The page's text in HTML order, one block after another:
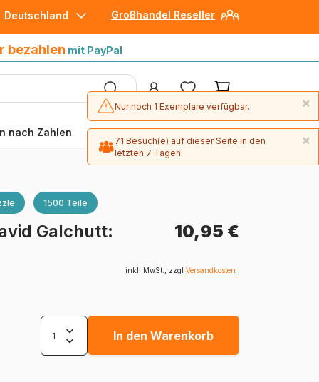
Großhandel Reseller
Deutschland
bezahlen mit PayPal
nach Zahlen Angebote
1500 Teile
Galchutt:
10,95 €
inkl. MwSt., zzgl Versandkosten
In den Warenkorb
×
Nur noch 1 Exemplare verfügbar.
×
71 Besuch(e) auf dieser Seite in den
letzten 7 Tagen.